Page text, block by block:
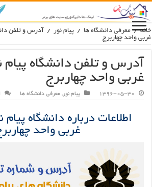
خانه / معرفی دانشگاه ها / پیام نور /
آدرس و تلفن
غربی واحد چهاربرج
آدرس و تلفن دانشگاه پیام
غربی واحد چهاربرج
1396-05-30 پیام نور , معرفی دانشگاه ها
اطلاعات درباره دانشگاه پیام
غربی واحد